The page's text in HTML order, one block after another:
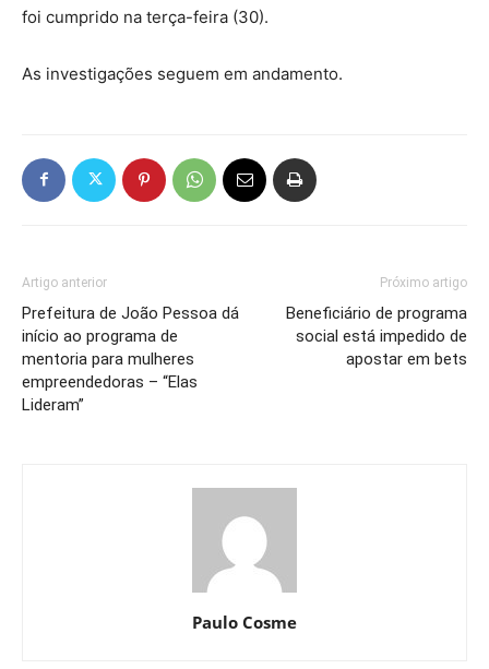
foi cumprido na terça-feira (30).
As investigações seguem em andamento.
Artigo anterior
Prefeitura de João Pessoa dá
início ao programa de
mentoria para mulheres
empreendedoras – “Elas
Lideram”
Próximo artigo
Beneficiário de programa
social está impedido de
apostar em bets
Paulo Cosme